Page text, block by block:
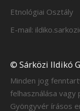
Etnológiai Osztály
E-mail:
© Sárközi Ildikó
Minden jog
felhasználása vagy
Gyöngyvér írásos